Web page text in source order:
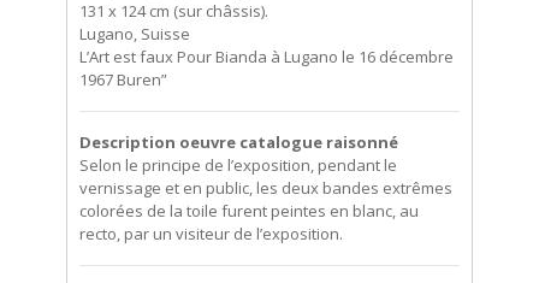
131 x 124 cm (sur châssis).
Lugano, Suisse
L’Art est faux Pour Bianda à Lugano le 16 décembre
1967 Buren”
Description oeuvre catalogue raisonné
Selon le principe de l’exposition, pendant le
vernissage et en public, les deux bandes extrêmes
colorées de la toile furent peintes en blanc, au
recto, par un visiteur de l’exposition.